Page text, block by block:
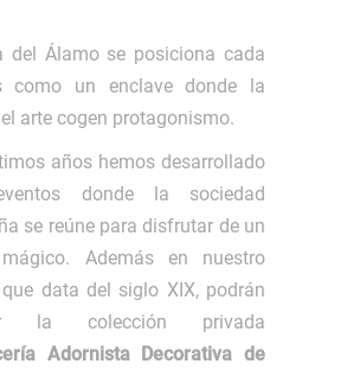
del Álamo se posiciona cada
como un enclave donde la
arte cogen protagonismo.
años hemos desarrollado
donde la sociedad
se reúne para disfrutar de un
Además en nuestro
data del siglo XIX, podrán
la colección privada
Adornista Decorativa de